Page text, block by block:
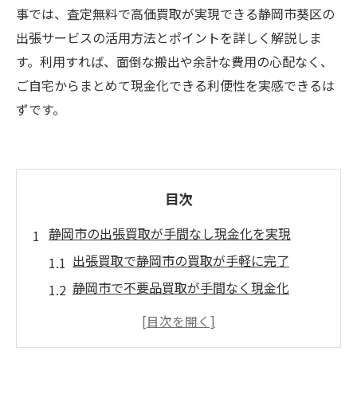
事では、査定無料で高価買取が実現できる静岡市葵区の
出張サービスの活用方法とポイントを詳しく解説しま
す。利用すれば、面倒な搬出や余計な費用の心配なく、
ご自宅からまとめて現金化できる利便性を実感できるは
ずです。
目次
静岡市の出張買取が手間なし現金化を実現
出張買取で静岡市の買取が手軽に完了
静岡市で不要品買取が手間なく現金化
静岡市の買取専門出張サービスの流れ